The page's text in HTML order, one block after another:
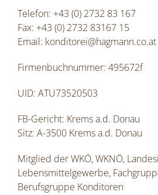
Telefon: +43 (0) 2732 83 167
Fax: +43 (0) 2732 83167 15
Email: konditorei@hagmann.co.at
Firmenbuchnummer: 495672f
UID: ATU73520503
FB-Gericht: Krems a.d. Donau
Sitz: A-3500 Krems a.d. Donau
Mitglied der WKÖ, WKNÖ,
Lebensmittelgewerbe,
Berufsgruppe Konditoren